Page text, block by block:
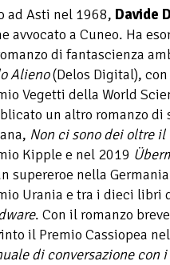
ad Asti nel 1968, Davide
avvocato a Cuneo. Ha
di fantascienza
Alieno(Delos Digital),
Vegetti della World
un altro romanzo di
Non ci sono dei oltre il
Kipple e nel 2019
supereroe nella
Urania e tra i dieci libri
. Con il romanzo
il Premio Cassiopea
di conversazione con